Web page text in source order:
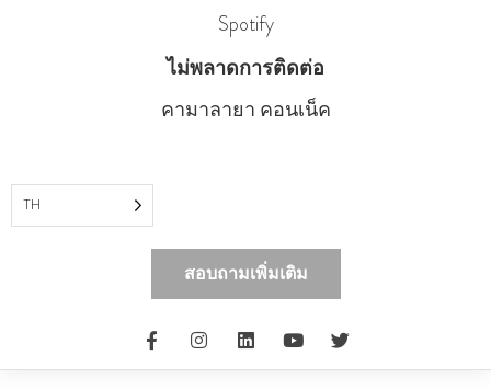
Spotify
ไม่พลาดการติดต่อ
คามาลายา คอนเน็ค
TH
สอบถามเพิ่มเติม